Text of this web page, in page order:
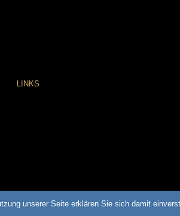
LINKS
unserer Seite erklären Sie sich damit